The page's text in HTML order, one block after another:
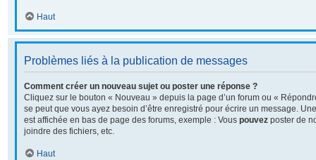
Haut
Problèmes liés à la publication de messages
Comment créer un nouveau sujet ou poster une réponse ?
Cliquez sur le bouton « Nouveau » depuis la page d’un forum ou «
se peut que vous ayez besoin d’être enregistré pour écrire un message.
est affichée en bas de page des forums, exemple : Vous pouvez poster de
joindre des fichiers, etc.
Haut